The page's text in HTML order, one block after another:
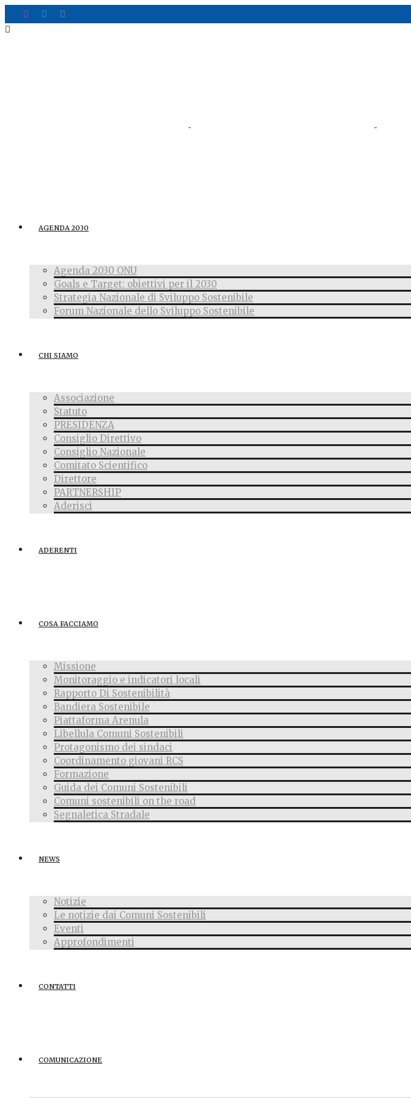
AGENDA 2030
Agenda 2030 ONU
Goals e Target: obiettivi per il 2030
Strategia Nazionale di Sviluppo Sostenibile
Forum Nazionale dello Sviluppo Sostenibile
CHI SIAMO
Associazione
Statuto
PRESIDENZA
Consiglio Direttivo
Consiglio Nazionale
Comitato Scientifico
Direttore
PARTNERSHIP
Aderisci
ADERENTI
COSA FACCIAMO
Missione
Monitoraggio e indicatori locali
Rapporto Di Sostenibilità
Bandiera Sostenibile
Piattaforma Arenula
Libellula Comuni Sostenibili
Protagonismo dei sindaci
Coordinamento giovani RCS
Formazione
Guida dei Comuni Sostenibili
Comuni sostenibili on the road
Segnaletica Stradale
NEWS
Notizie
Le notizie dai Comuni Sostenibili
Eventi
Approfondimenti
CONTATTI
COMUNICAZIONE